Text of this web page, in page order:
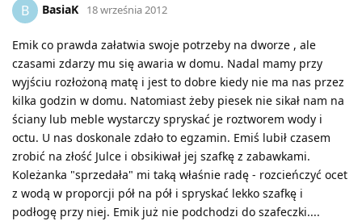
B BasiaK 18 września 2012
Emik co prawda załatwia swoje potrzeby na dworze , ale
czasami zdarzy mu się awaria w domu. Nadal mamy przy
wyjściu rozłożoną matę i jest to dobre kiedy nie ma nas przez
kilka godzin w domu. Natomiast żeby piesek nie sikał nam na
ściany lub meble wystarczy spryskać je roztworem wody i
octu. U nas doskonale zdało to egzamin. Emiś lubił czasem
zrobić na złość Julce i obsikiwał jej szafkę z zabawkami.
Koleżanka "sprzedała" mi taką właśnie radę - rozcieńczyć ocet
z wodą w proporcji pół na pół i spryskać lekko szafkę i
podłogę przy niej. Emik już nie podchodzi do szafeczki....